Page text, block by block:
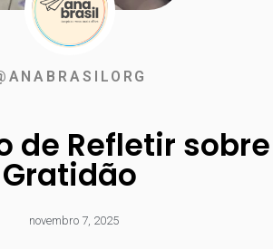
de Refletir sobre
Gratidão
novembro 7, 2025